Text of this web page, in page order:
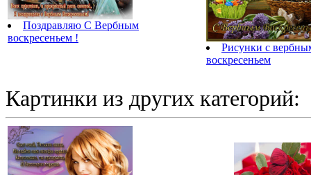
Поздравляю С Вербным
воскресеньем !
Рисунки с
воскресеньем
Картинки из других категорий: